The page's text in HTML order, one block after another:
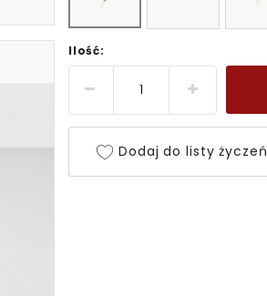
Ilość:
Dodaj do listy życzeń